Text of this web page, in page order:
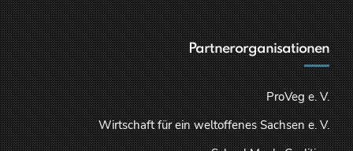
Partnerorganisationen
ProVeg e. V.
Wirtschaft für ein weltoffenes Sachsen e. V.